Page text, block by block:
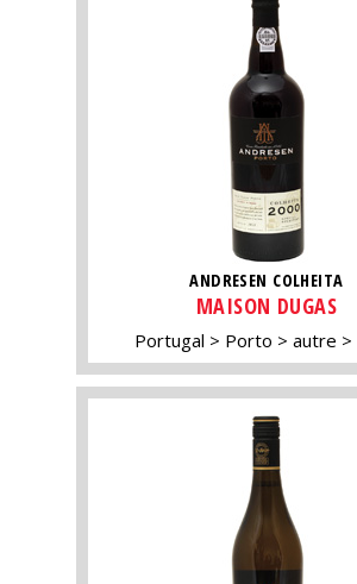
ANDRESEN COLHEITA
MAISON DUGAS
Portugal Porto autre